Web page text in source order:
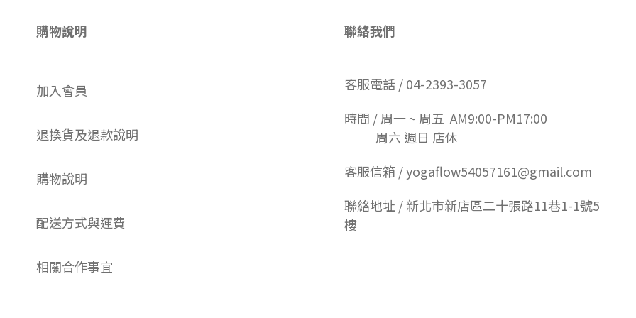
購物說明
加入會員
退換貨及退款說明
購物說明
配送方式與運費
相關合作事宜
聯絡我們
客服電話 / 04-2393-3057
時間 / 周一 ~ 周五 AM9:00-PM17:00
周六 週日 店休
客服信箱 / yogaflow54057161@gmail.com
聯絡地址 / 新北市新店區二十張路11巷1-1號5
樓